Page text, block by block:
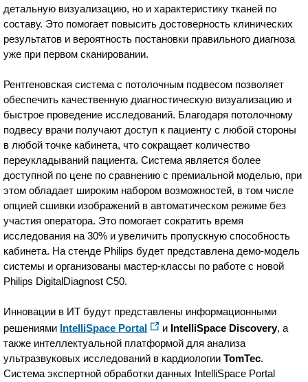
детальную визуализацию, но и характеристику тканей по
составу. Это помогает повысить достоверность клинических
результатов и вероятность постановки правильного диагноза
уже при первом сканировании.
Рентгеновская система с потолочным подвесом позволяет
обеспечить качественную диагностическую визуализацию и
быстрое проведение исследований. Благодаря потолочному
подвесу врачи получают доступ к пациенту с любой стороны
в любой точке кабинета, что сокращает количество
переукладываний пациента. Система является более
доступной по цене по сравнению с премиальной моделью, при
этом обладает широким набором возможностей, в том числе
опцией сшивки изображений в автоматическом режиме без
участия оператора. Это помогает сократить время
исследования на 30% и увеличить пропускную способность
кабинета. На стенде Philips будет представлена демо-модель
системы и организованы мастер-классы по работе с новой
Philips DigitalDiagnost C50.
Инновации в ИТ будут представлены информационными
решениями IntelliSpace Portal и IntelliSpace Discovery, а
также интеллектуальной платформой для анализа
ультразвуковых исследований в кардиологииTomTec.
Система экспертной обработки данных IntelliSpace Portal